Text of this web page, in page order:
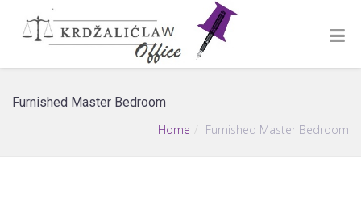
Furnished Master Bedroom
Home
Furnished Master Bedroom